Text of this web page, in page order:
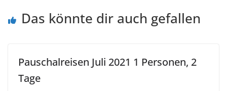
Das könnte dir auch gefallen
Pauschalreisen Juli 2021 1 Personen, 2
Tage